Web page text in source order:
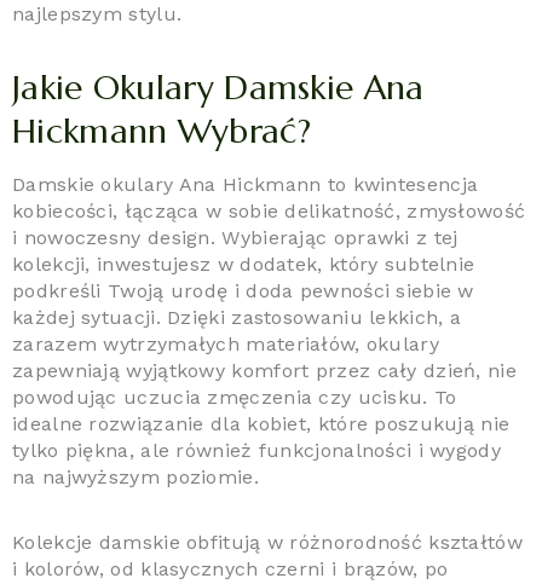
najlepszym stylu.
Jakie Okulary Damskie Ana
Hickmann Wybrać?
Damskie okulary Ana Hickmann to kwintesencja
kobiecości, łącząca w sobie delikatność, zmysłowość
i nowoczesny design. Wybierając oprawki z tej
kolekcji, inwestujesz w dodatek, który subtelnie
podkreśli Twoją urodę i doda pewności siebie w
każdej sytuacji. Dzięki zastosowaniu lekkich, a
zarazem wytrzymałych materiałów, okulary
zapewniają wyjątkowy komfort przez cały dzień, nie
powodując uczucia zmęczenia czy ucisku. To
idealne rozwiązanie dla kobiet, które poszukują nie
tylko piękna, ale również funkcjonalności i wygody
na najwyższym poziomie.
Kolekcje damskie obfitują w różnorodność kształtów
i kolorów, od klasycznych czerni i brązów, po